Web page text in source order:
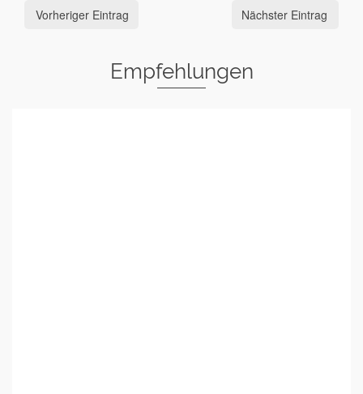
Vorheriger Eintrag Nächster Eintrag
Empfehlungen